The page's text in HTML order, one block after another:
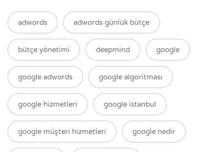
adwords adwords günlük bütçe
bütçe yönetimi deepmind google
google adwords google algoritması
google hizmetleri google istanbul
google müşteri hizmetleri google nedir